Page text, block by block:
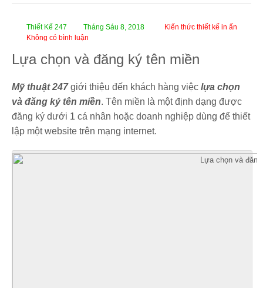
Thiết Kế 247 Tháng Sáu 8, 2018
Kiến thức thiết kế in ấn
Không có bình luận
Lựa chọn và đăng ký tên miền
Mỹ thuật 247giới thiệu đến khách hàng việc lựa chọn
và đăng ký tên miền. Tên miền là một định dạng được
đăng ký dưới 1 cá nhân hoặc doanh nghiệp dùng để thiết
lập một website trên mạng internet.